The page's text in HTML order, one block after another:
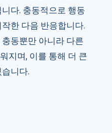
다. 충동적으로 행동
한 다음 반응합니다.
동뿐만 아니라 다른
지며, 이를 통해 더 큰
니다.